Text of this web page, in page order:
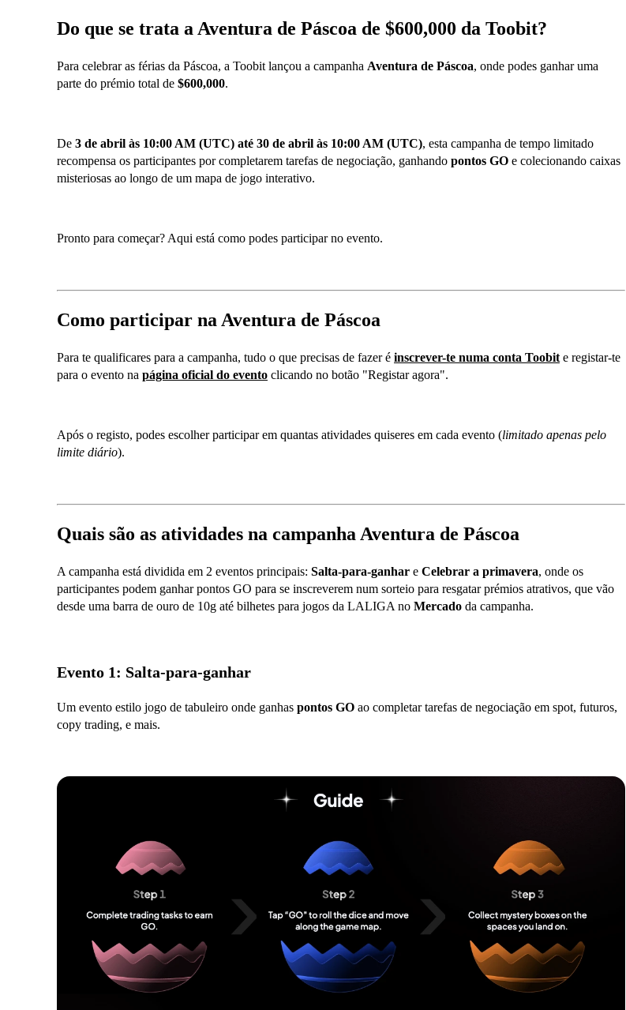
Do que se trata a Aventura de Páscoa de $600,000 da Toobit?
Para celebrar as férias da Páscoa, a Toobit lançou a campanha Aventura de Páscoa, onde podes ganhar uma
parte do prémio total de $600,000.
De 3 de abril às 10:00 AM (UTC) até 30 de abril às 10:00 AM (UTC), esta campanha de tempo limitado
recompensa os participantes por completarem tarefas de negociação, ganhando pontos GO e colecionando caixas
misteriosas ao longo de um mapa de jogo interativo.
Pronto para começar? Aqui está como podes participar no evento.
Como participar na Aventura de Páscoa
Para te qualificares para a campanha, tudo o que precisas de fazer é inscrever-te numa conta Toobit e registar-te
para o evento na página oficial do evento clicando no botão "Registar agora".
Após o registo, podes escolher participar em quantas atividades quiseres em cada evento (limitado apenas pelo
limite diário).
Quais são as atividades na campanha Aventura de Páscoa
A campanha está dividida em 2 eventos principais: Salta-para-ganhar e Celebrar a primavera, onde os
participantes podem ganhar pontos GO para se inscreverem num sorteio para resgatar prémios atrativos, que vão
desde uma barra de ouro de 10g até bilhetes para jogos da LALIGA no Mercado da campanha.
Evento 1: Salta-para-ganhar
Um evento estilo jogo de tabuleiro onde ganhas pontos GO ao completar tarefas de negociação em spot, futuros,
copy trading, e mais.